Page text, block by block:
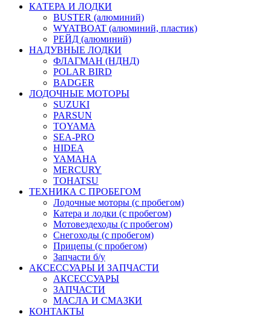
КАТЕРА И ЛОДКИ
BUSTER (алюминий)
WYATBOAT (алюминий, пластик)
РЕЙД (алюминий)
НАДУВНЫЕ ЛОДКИ
ФЛАГМАН (НДНД)
POLAR BIRD
BADGER
ЛОДОЧНЫЕ МОТОРЫ
SUZUKI
PARSUN
TOYAMA
SEA-PRO
HIDEA
YAMAHA
MERCURY
TOHATSU
ТЕХНИКА С ПРОБЕГОМ
Лодочные моторы (с пробегом)
Катера и лодки (с пробегом)
Мотовездеходы (с пробегом)
Снегоходы (с пробегом)
Прицепы (с пробегом)
Запчасти б/у
АКСЕССУАРЫ И ЗАПЧАСТИ
АКСЕССУАРЫ
ЗАПЧАСТИ
МАСЛА И СМАЗКИ
КОНТАКТЫ